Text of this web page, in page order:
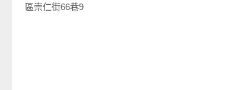
區崇仁街66巷9